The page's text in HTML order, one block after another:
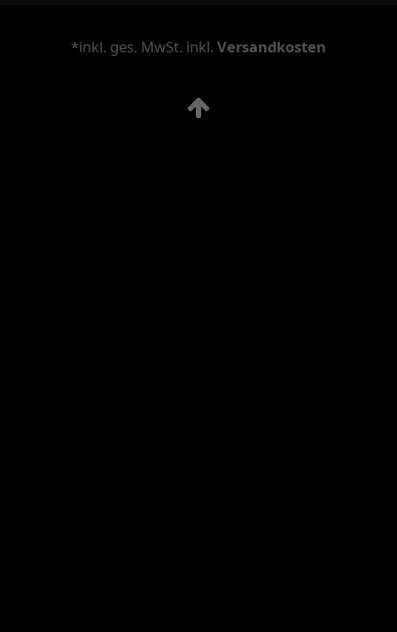
*inkl. ges. MwSt. inkl. Versandkosten